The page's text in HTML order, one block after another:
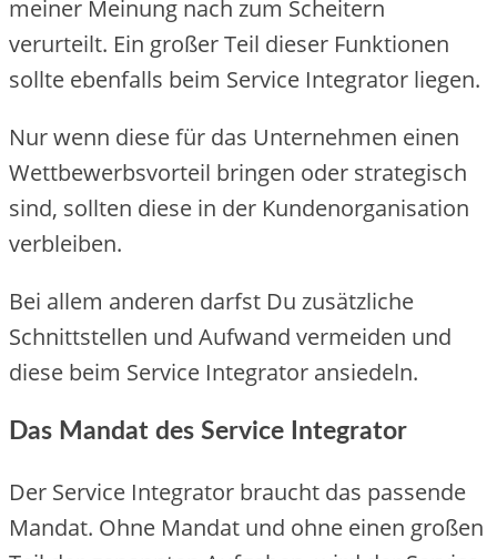
meiner Meinung nach zum Scheitern
verurteilt. Ein großer Teil dieser Funktionen
sollte ebenfalls beim Service Integrator liegen.
Nur wenn diese für das Unternehmen einen
Wettbewerbsvorteil bringen oder strategisch
sind, sollten diese in der Kundenorganisation
verbleiben.
Bei allem anderen darfst Du zusätzliche
Schnittstellen und Aufwand vermeiden und
diese beim Service Integrator ansiedeln.
Das Mandat des Service Integrator
Der Service Integrator braucht das passende
Mandat. Ohne Mandat und ohne einen großen